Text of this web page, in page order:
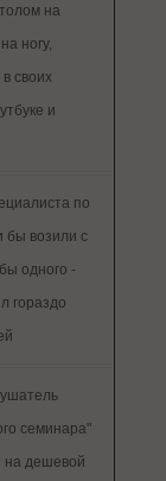
на
ногу,
своих
и
по
бы возили с
одного -
гораздо
семинара"
на дешевой